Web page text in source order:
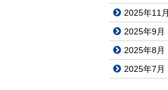
2025年11月
2025年9月
2025年8月
2025年7月